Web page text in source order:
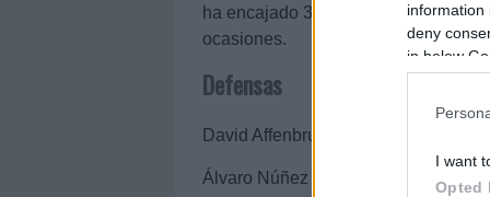
information
deny
in below
I want
Opted
ha encajado 33 goles y promediado
ocasiones.
Defensas
David Affenbruger – 1.500.000 (243
Álvaro Núñez – 1.250.000 (227